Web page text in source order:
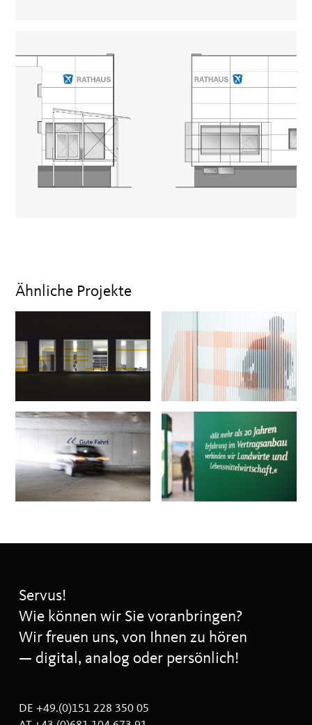
Ähnliche Projekte
Servus!
Wie können wir Sie voranbringen?
Wir freuen uns, von Ihnen zu hören
— digital, analog oder persönlich!
DE +49.(0)151 228 350 05